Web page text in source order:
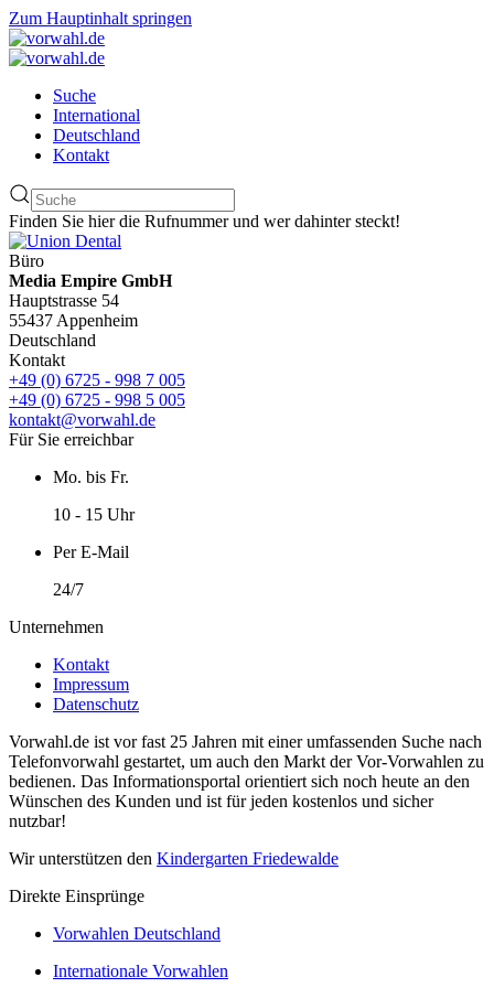
Zum Hauptinhalt springen
Suche
International
Deutschland
Kontakt
Finden Sie hier die Rufnummer und wer dahinter steckt!
Büro
Media Empire GmbH
Hauptstrasse 54
55437 Appenheim
Deutschland
Kontakt
+49 (0) 6725 - 998 7 005
+49 (0) 6725 - 998 5 005
kontakt@vorwahl.de
Für Sie erreichbar
Mo. bis Fr.
10 - 15 Uhr
Per E-Mail
24/7
Unternehmen
Kontakt
Impressum
Datenschutz
Vorwahl.de ist vor fast 25 Jahren mit einer umfassenden Suche nach
Telefonvorwahl gestartet, um auch den Markt der Vor-Vorwahlen zu
bedienen. Das Informationsportal orientiert sich noch heute an den
Wünschen des Kunden und ist für jeden kostenlos und sicher
nutzbar!
Wir unterstützen den Kindergarten Friedewalde
Direkte Einsprünge
Vorwahlen Deutschland
Internationale Vorwahlen